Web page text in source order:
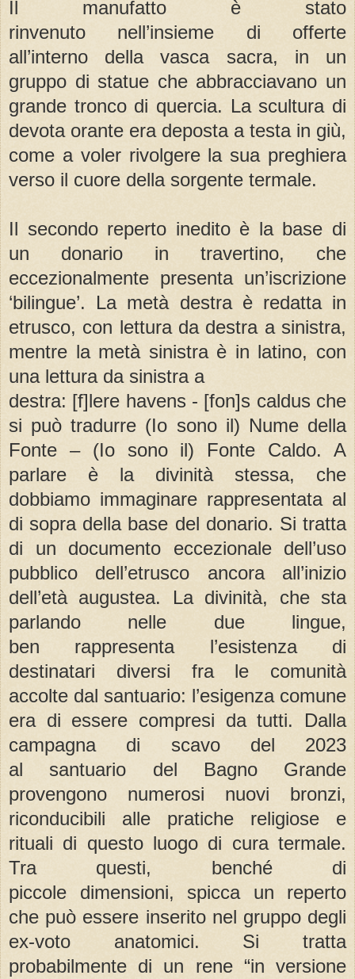
Il manufatto è stato
rinvenuto nell’insieme di offerte
all’interno della vasca sacra, in un
gruppo di statue che abbracciavano un
grande tronco di quercia. La scultura di
devota orante era deposta a testa in giù,
come a voler rivolgere la sua preghiera
verso il cuore della sorgente termale.
Il secondo reperto inedito è la base di
un donario in travertino, che
eccezionalmente presenta un’iscrizione
‘bilingue’. La metà destra è redatta in
etrusco, con lettura da destra a sinistra,
mentre la metà sinistra è in latino, con
una lettura da sinistra a
destra: [f]lere havens - [fon]s caldus che
si può tradurre (Io sono il) Nume della
Fonte – (Io sono il) Fonte Caldo. A
parlare è la divinità stessa, che
dobbiamo immaginare rappresentata al
di sopra della base del donario. Si tratta
di un documento eccezionale dell’uso
pubblico dell’etrusco ancora all’inizio
dell’età augustea. La divinità, che sta
parlando nelle due lingue,
ben rappresenta l’esistenza di
destinatari diversi fra le comunità
accolte dal santuario: l’esigenza comune
era di essere compresi da tutti. Dalla
campagna di scavo del 2023
al santuario del Bagno Grande
provengono numerosi nuovi bronzi,
riconducibili alle pratiche religiose e
rituali di questo luogo di cura termale.
Tra questi, benché di
piccole dimensioni, spicca un reperto
che può essere inserito nel gruppo degli
ex-voto anatomici. Si tratta
probabilmente di un rene “in versione